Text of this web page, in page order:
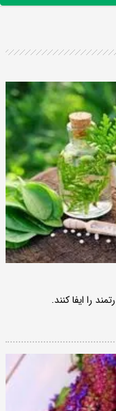
را ایفا کنند.